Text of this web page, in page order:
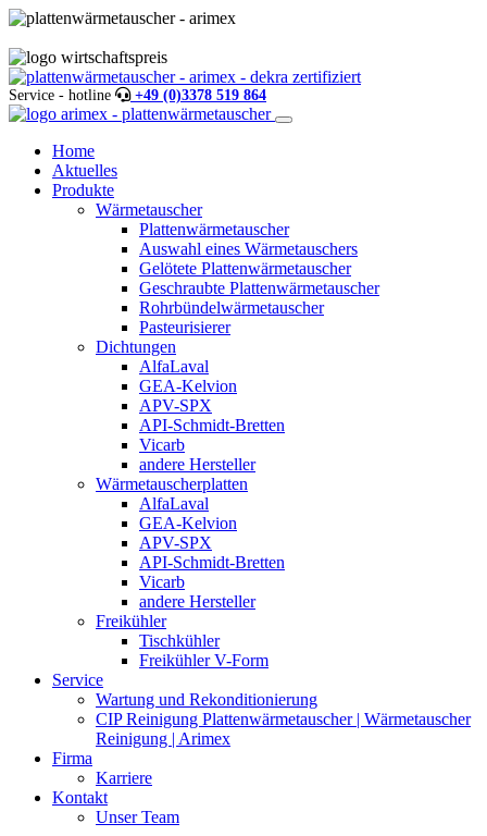
Service - hotline +49 (0)3378 519 864
Home
Aktuelles
Produkte
Wärmetauscher
Plattenwärmetauscher
Auswahl eines Wärmetauschers
Gelötete Plattenwärmetauscher
Geschraubte Plattenwärmetauscher
Rohrbündelwärmetauscher
Pasteurisierer
Dichtungen
AlfaLaval
GEA-Kelvion
APV-SPX
API-Schmidt-Bretten
Vicarb
andere Hersteller
Wärmetauscherplatten
AlfaLaval
GEA-Kelvion
APV-SPX
API-Schmidt-Bretten
Vicarb
andere Hersteller
Freikühler
Tischkühler
Freikühler V-Form
Service
Wartung und Rekonditionierung
CIP Reinigung Plattenwärmetauscher | Wärmetauscher
Reinigung | Arimex
Firma
Karriere
Kontakt
Unser Team